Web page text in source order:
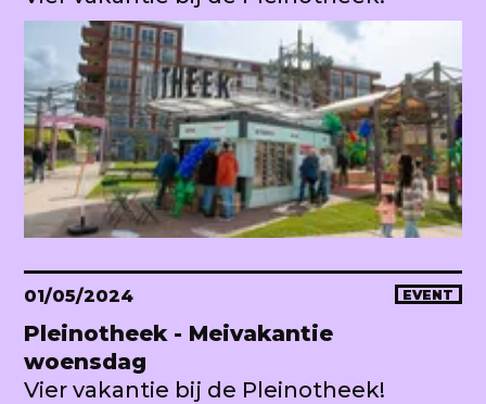
01/05/2024 EVENT
Pleinotheek - Meivakantie
woensdag
Vier vakantie bij de Pleinotheek!